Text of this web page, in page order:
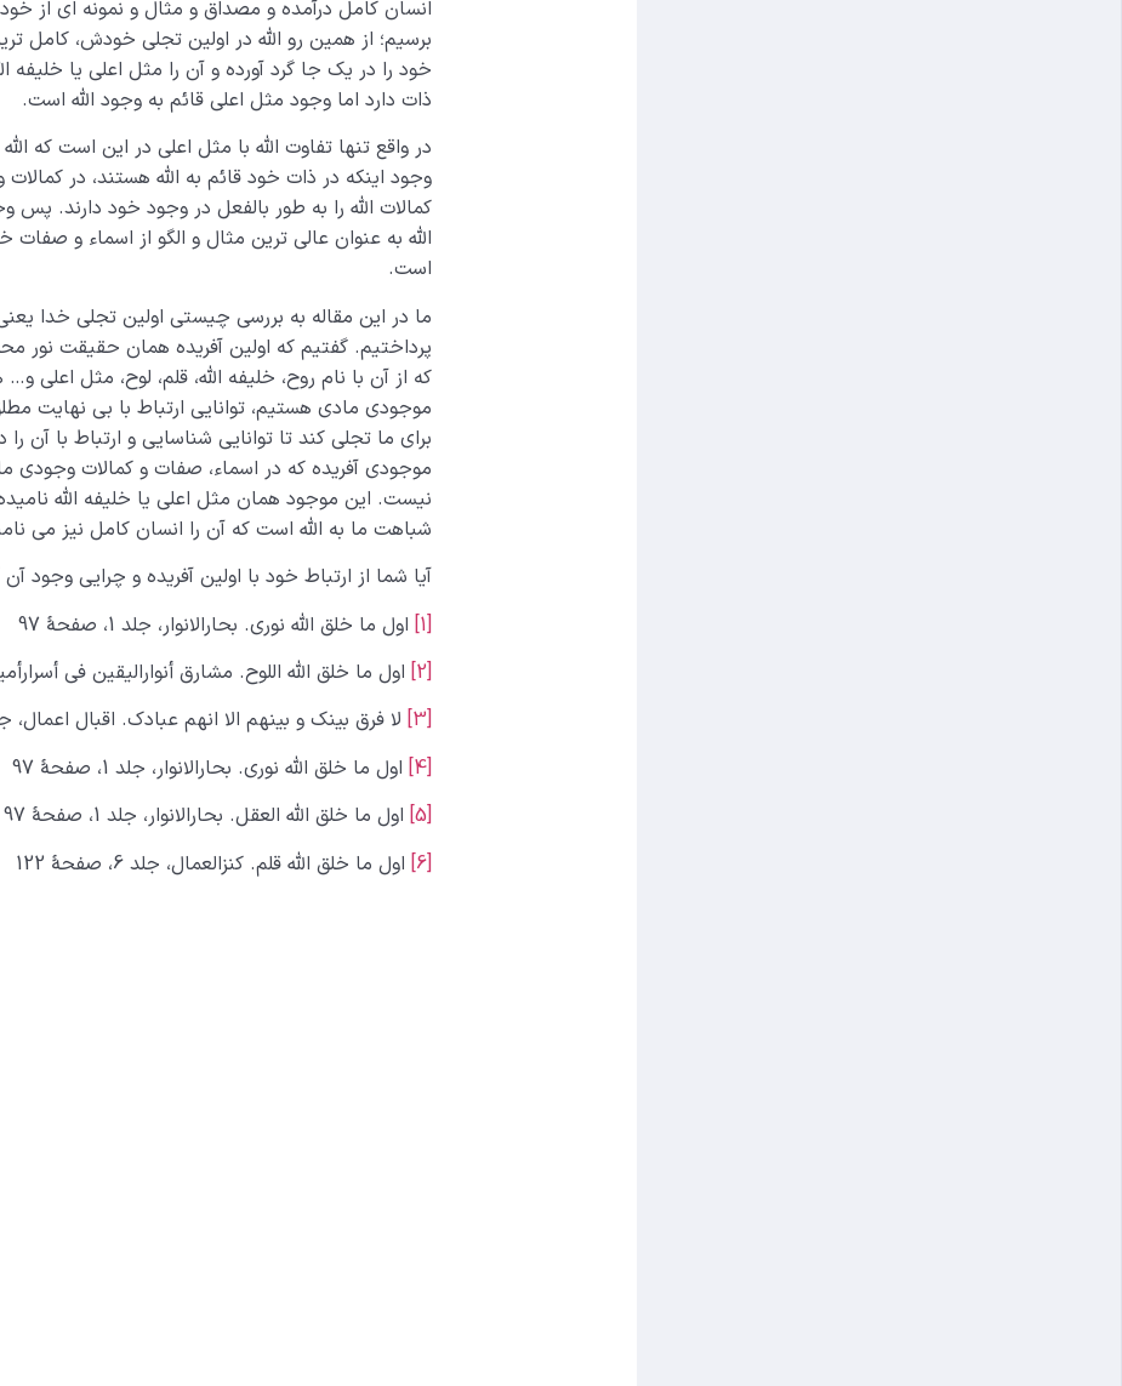
انسان کامل درآمده و مصداق و مثال و نمونه ای از
برسیم؛ از همین رو الله در اولین تجلی خودش، کامل
خود را در یک جا گرد آورده و آن را مثل اعلی یا خلیفه
ذات دارد اما وجود مثل اعلی قائم به وجود الله است.
در واقع تنها تفاوت الله با مثل اعلی در این است که
وجود اینکه در ذات خود قائم به الله هستند، در کمالات
کمالات الله را به طور بالفعل در وجود خود دارند. پس
الله به عنوان عالی ترین مثال و الگو از اسماء و
است.
ما در این مقاله به بررسی چیستی اولین تجلی خدا
پرداختیم. گفتیم که اولین آفریده همان حقیقت نور
که از آن با نام روح، خلیفه الله، قلم، لوح، مثل اعلی
موجودی مادی هستیم، توانایی ارتباط با بی نهایت مطلق
برای ما تجلی کند تا توانایی شناسایی و ارتباط با آن
موجودی آفریده که در اسماء، صفات و کمالات وجودی
نیست. این موجود همان مثل اعلی یا خلیفه الله
شباهت ما به الله است که آن را انسان کامل نیز می
آیا شما از ارتباط خود با اولین آفریده و چرایی وجود
[1]
اول ما خلق الله نوری. بحارالانوار، جلد 1، صفحۀ 97
[2]
اول ما خلق الله اللوح. مشارق أنوارالیقین فی
[3]
لا فرق بینک و بینهم الا انهم عبادک. اقبال اعمال، جلد 2، صفحۀ
[4]
اول ما خلق الله نوری. بحارالانوار، جلد 1، صفحۀ 97
[5]
اول ما خلق الله العقل. بحارالانوار، جلد 1، صفحۀ 97
[6]
اول ما خلق الله قلم. کنزالعمال، جلد 6، صفحۀ 122